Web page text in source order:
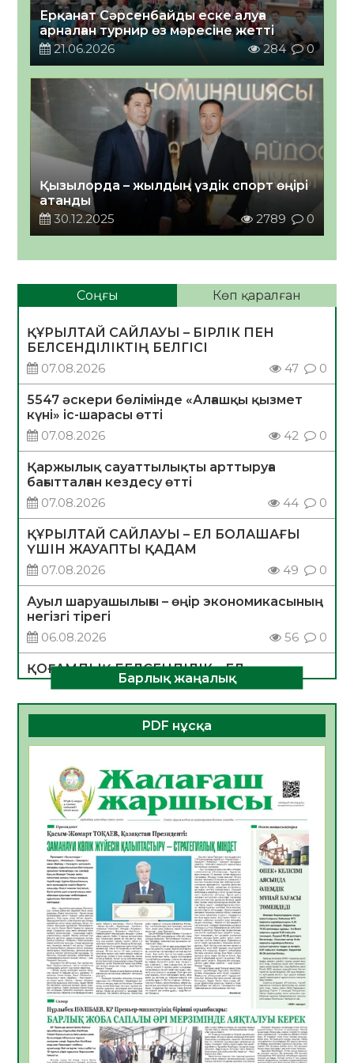
Ерқанат Сәрсенбайды еске алуға
арналған турнир өз мәресіне жетті
21.06.2026
284 0
Қызылорда – жылдың үздік спорт өңірі
атанды
30.12.2025
2789 0
Соңғы Көп қаралған
ҚҰРЫЛТАЙ САЙЛАУЫ – БІРЛІК ПЕН
БЕЛСЕНДІЛІКТІҢ БЕЛГІСІ
07.08.2026
47 0
5547 әскери бөлімінде «Алғашқы қызмет
күні» іс-шарасы өтті
07.08.2026
42 0
Қаржылық сауаттылықты арттыруға
бағытталған кездесу өтті
07.08.2026
44 0
ҚҰРЫЛТАЙ САЙЛАУЫ – ЕЛ БОЛАШАҒЫ
ҮШІН ЖАУАПТЫ ҚАДАМ
07.08.2026
49 0
Ауыл шаруашылығы – өңір экономикасының
негізгі тірегі
06.08.2026
56 0
ҚОҒАМДЫҚ БЕЛСЕНДІЛІК – ЕЛ
ДАМУЫНЫҢ НЕГІЗІ
06.08.2026
54 0
ҚҰРЫЛТАЙ САЙЛАУЫ – БОЛАШАҚҚА
06.08.2026
Инфекциялық ауруларға қарсы иммундау
жұмыстарының тиімділігі
06.08.2026
58
Көкжөтел ауруы туралы
06.08.2026
56
АПВ вакцинасы туралы мәлімет
06.08.2026
57
Open Air: Қызылорда облысы полиция
департаменті 20 мыңнан астам
көрерменнің қауіпсіздігін қамтамасыз етті
06.08.2026
67
ҚЫЗЫЛОРДАДА «САНАЛЫ ҰРПАҚ –
Барлық жаңалық
PDF нұсқа